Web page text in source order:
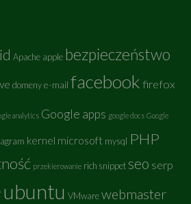
Apache apple bezpieczeństwo
domeny e-mail facebook firefox
analytics Google apps google docs Google
kernel microsoft mysql PHP
przekierowanie rich snippet seo serp
ubuntu VMware webmaster